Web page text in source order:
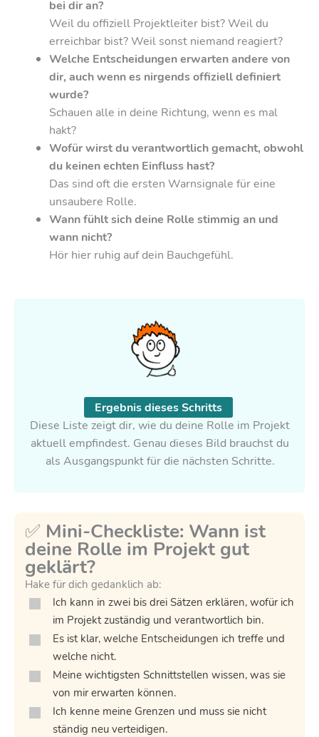
bei dir an?
Weil du offiziell Projektleiter bist? Weil du
erreichbar bist? Weil sonst niemand reagiert?
Welche Entscheidungen erwarten andere von
dir, auch wenn es nirgends offiziell definiert
wurde?
Schauen alle in deine Richtung, wenn es mal
hakt?
Wofür wirst du verantwortlich gemacht, obwohl
du keinen echten Einfluss hast?
Das sind oft die ersten Warnsignale für eine
unsaubere Rolle.
Wann fühlt sich deine Rolle stimmig an und
wann nicht?
Hör hier ruhig auf dein Bauchgefühl.
Ergebnis dieses Schritts
Diese Liste zeigt dir, wie du deine Rolle im Projekt
aktuell empfindest. Genau dieses Bild brauchst du
als Ausgangspunkt für die nächsten Schritte.
✅ Mini-Checkliste: Wann ist
deine Rolle im Projekt gut
geklärt?
Hake für dich gedanklich ab:
Ich kann in zwei bis drei Sätzen erklären, wofür ich
im Projekt zuständig und verantwortlich bin.
Es ist klar, welche Entscheidungen ich treffe und
welche nicht.
Meine wichtigsten Schnittstellen wissen, was sie
von mir erwarten können.
Ich kenne meine Grenzen und muss sie nicht
ständig neu verteidigen.